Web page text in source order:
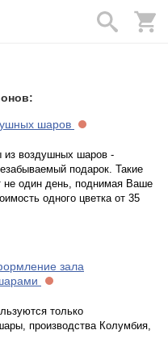
шаров
из воздушных шаров -
подарок. Такие
не один день, поднимая Ваше
одного цветка от 35
зала
только
производства Колумбия,